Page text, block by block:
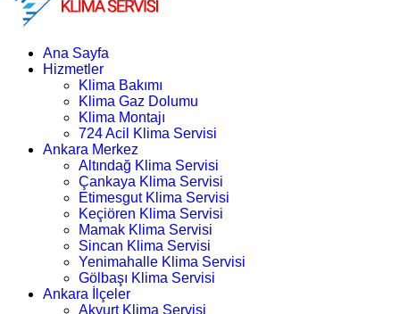
Ana Sayfa
Hizmetler
Klima Bakımı
Klima Gaz Dolumu
Klima Montajı
724 Acil Klima Servisi
Ankara Merkez
Altındağ Klima Servisi
Çankaya Klima Servisi
Etimesgut Klima Servisi
Keçiören Klima Servisi
Mamak Klima Servisi
Sincan Klima Servisi
Yenimahalle Klima Servisi
Gölbaşı Klima Servisi
Ankara İlçeler
Akyurt Klima Servisi